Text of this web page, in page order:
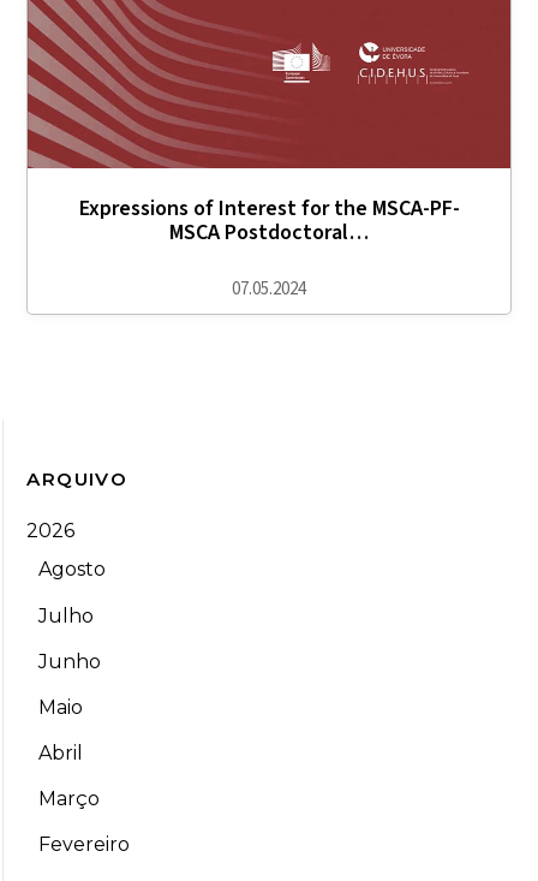
Expressions of Interest for the MSCA-PF-
MSCA Postdoctoral…
07.05.2024
ARQUIVO
2026
Agosto
Julho
Junho
Maio
Abril
Março
Fevereiro